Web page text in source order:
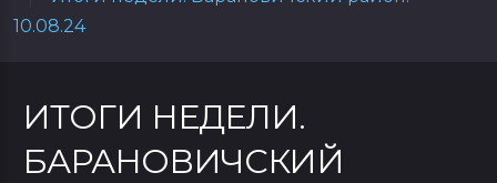
10.08.24
ИТОГИ НЕДЕЛИ.
БАРАНОВИЧСКИЙ